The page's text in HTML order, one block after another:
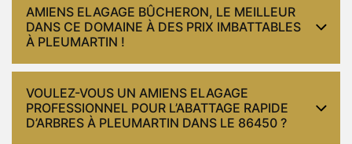
AMIENS ELAGAGE BÛCHERON, LE MEILLEUR
DANS CE DOMAINE À DES PRIX IMBATTABLES
À PLEUMARTIN !
VOULEZ-VOUS UN AMIENS ELAGAGE
PROFESSIONNEL POUR L’ABATTAGE RAPIDE
D’ARBRES À PLEUMARTIN DANS LE 86450 ?